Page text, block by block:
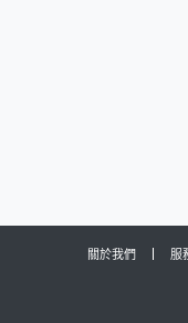
關於我們 服